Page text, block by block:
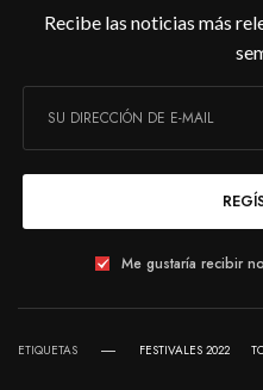
Recibe las noticias más
Me gustaría recibir
ETIQUETAS FESTIVALES 2022